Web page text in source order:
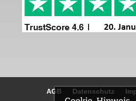
AGB Datenschutz